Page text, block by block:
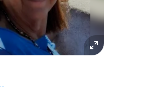
بیشتر...